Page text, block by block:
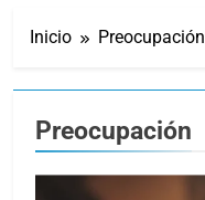
Inicio Preocupación
Preocupación